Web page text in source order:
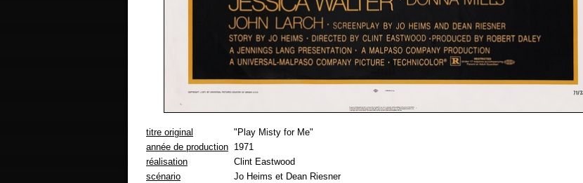
titre original
"Play Misty for Me"
année de production 1971
réalisation
Clint Eastwood
scénario
Jo Heims et Dean Riesner